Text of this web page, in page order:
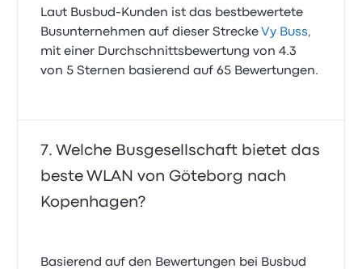
Laut Busbud-Kunden ist das bestbewertete
Busunternehmen auf dieser StreckeVy Buss,
mit einer Durchschnittsbewertung von 4.3
von 5 Sternen basierend auf 65 Bewertungen.
Welche Busgesellschaft bietet das
beste WLAN von Göteborg nach
Kopenhagen?
Basierend auf den Bewertungen bei Busbud